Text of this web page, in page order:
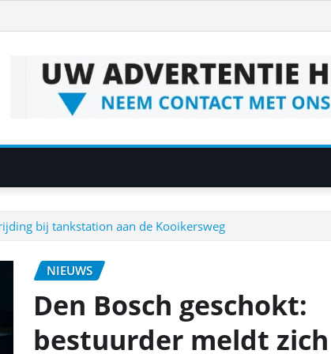
bij tankstation aan de Kooikersweg
NIEUWS
Den Bosch geschokt:
bestuurder meldt zich